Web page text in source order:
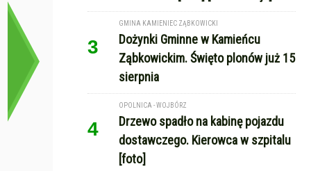
3
GMINA KAMIENIEC ZĄBKOWICKI
Dożynki Gminne w Kamieńcu
Ząbkowickim. Święto plonów już 15
sierpnia
4
OPOLNICA - WOJBÓRZ
Drzewo spadło na kabinę pojazdu
dostawczego. Kierowca w szpitalu
[foto]